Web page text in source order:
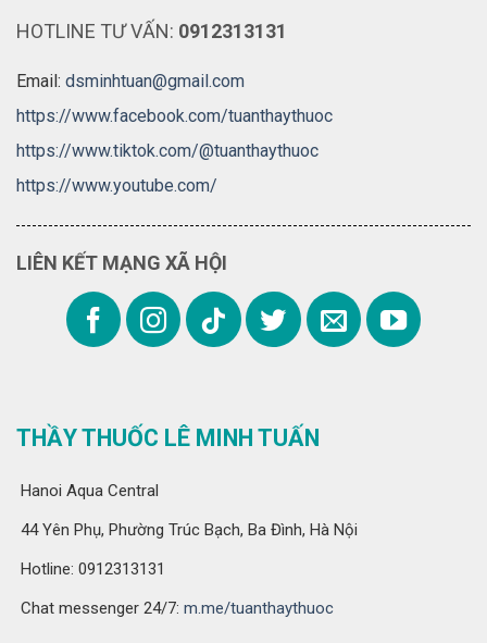
HOTLINE TƯ VẤN: 0912313131
Email: dsminhtuan@gmail.com
https://www.facebook.com/tuanthaythuoc
https://www.tiktok.com/@tuanthaythuoc
https://www.youtube.com/
LIÊN KẾT MẠNG XÃ HỘI
THẦY THUỐC LÊ MINH TUẤN
Hanoi Aqua Central
44 Yên Phụ, Phường Trúc Bạch, Ba Đình, Hà Nội
Hotline: 0912313131
Chat messenger 24/7: m.me/tuanthaythuoc